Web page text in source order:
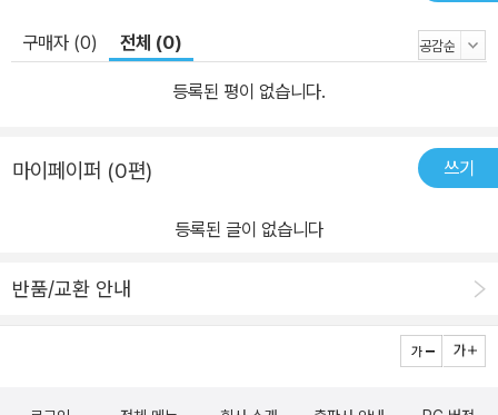
구매자 (0) 전체 (0)
등록된 평이 없습니다.
마이페이퍼 (0편) 쓰기
등록된 글이 없습니다
반품/교환 안내